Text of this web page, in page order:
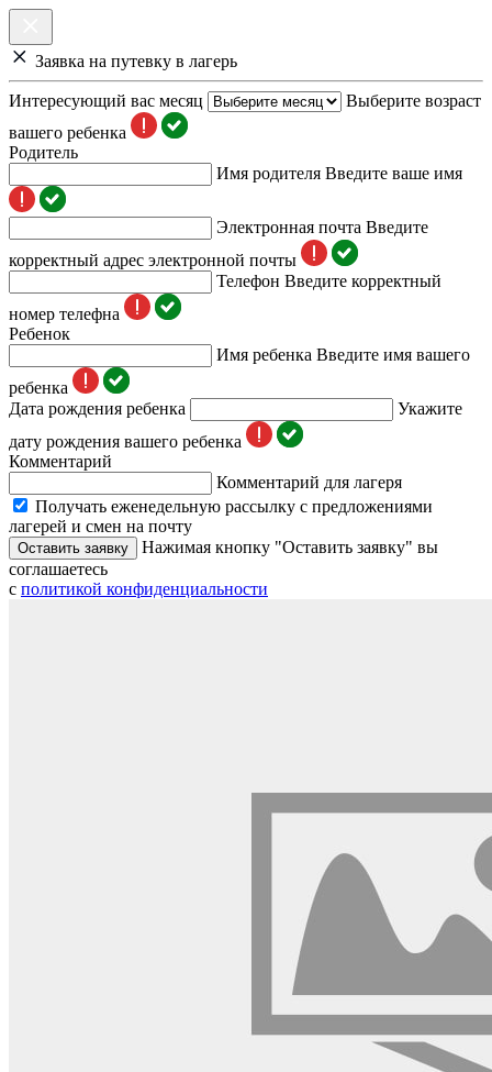
Заявка на путевку в лагерь
Интересующий вас месяц
Выберите возраст
вашего ребенка
Родитель
Имя родителя Введите ваше имя
Электронная почта Введите
корректный адрес электронной почты
Телефон Введите корректный
номер телефна
Ребенок
Имя ребенка Введите имя вашего
ребенка
Дата рождения ребенка
Укажите
дату рождения вашего ребенка
Комментарий
Комментарий для лагеря
Получать еженедельную рассылку с предложениями
лагерей и смен на почту
Оставить заявку
Нажимая кнопку "Оставить заявку" вы
соглашаетесь
с политикой конфиденциальности